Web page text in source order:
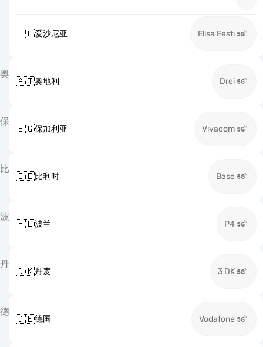
🇪🇪爱沙尼亚 Elisa Eesti
奥
🇦🇹奥地利 Drei
保
🇧🇬保加利亚 Vivacom
比
🇧🇪比利时 Base
波
🇵🇱波兰 P4
丹
🇩🇰丹麦 3 DK
德
🇩🇪德国 Vodafone